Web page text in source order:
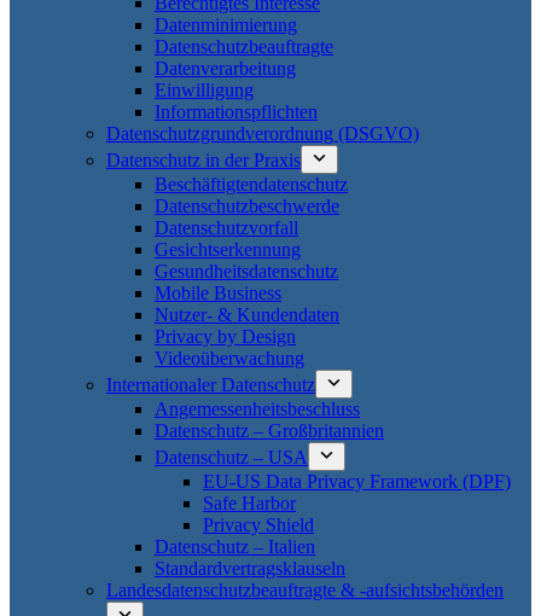
Datenminimierung
Datenschutzbeauftragte
Datenverarbeitung
Einwilligung
Informationspflichten
Datenschutzgrundverordnung (DSGVO)
Datenschutz in der Praxis
Beschäftigtendatenschutz
Datenschutzbeschwerde
Datenschutzvorfall
Gesichtserkennung
Gesundheitsdatenschutz
Mobile Business
Nutzer- & Kundendaten
Privacy by Design
Videoüberwachung
Internationaler Datenschutz
Angemessenheitsbeschluss
Datenschutz – Großbritannien
Datenschutz – USA
EU-US Data Privacy Framework (DPF)
Safe Harbor
Privacy Shield
Datenschutz – Italien
Standardvertragsklauseln
Landesdatenschutzbeauftragte & -aufsichtsbehörden